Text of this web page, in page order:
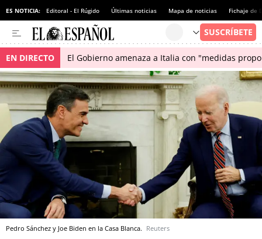
ES NOTICIA: Editoral - El Rúgido Últimas noticias Mapa de noticias Fichaje de
EN DIRECTO El Gobierno amenaza a Italia con "medidas
Pedro Sánchez y Joe Biden en la Casa Blanca. Reuters